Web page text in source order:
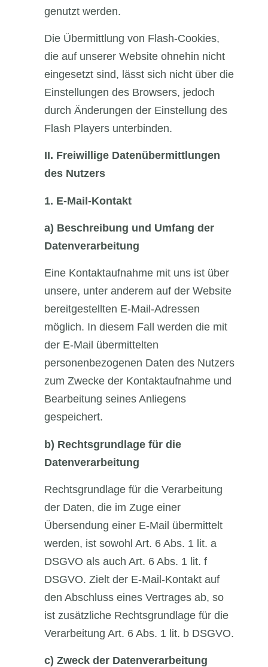
genutzt werden.
Die Übermittlung von Flash-Cookies,
die auf unserer Website ohnehin nicht
eingesetzt sind, lässt sich nicht über die
Einstellungen des Browsers, jedoch
durch Änderungen der Einstellung des
Flash Players unterbinden.
II. Freiwillige Datenübermittlungen
des Nutzers
1. E-Mail-Kontakt
a) Beschreibung und Umfang der
Datenverarbeitung
Eine Kontaktaufnahme mit uns ist über
unsere, unter anderem auf der Website
bereitgestellten E-Mail-Adressen
möglich. In diesem Fall werden die mit
der E-Mail übermittelten
personenbezogenen Daten des Nutzers
zum Zwecke der Kontaktaufnahme und
Bearbeitung seines Anliegens
gespeichert.
b) Rechtsgrundlage für die
Datenverarbeitung
Rechtsgrundlage für die Verarbeitung
der Daten, die im Zuge einer
Übersendung einer E-Mail übermittelt
werden, ist sowohl Art. 6 Abs. 1 lit. a
DSGVO als auch Art. 6 Abs. 1 lit. f
DSGVO. Zielt der E-Mail-Kontakt auf
den Abschluss eines Vertrages ab, so
ist zusätzliche Rechtsgrundlage für die
Verarbeitung Art. 6 Abs. 1 lit. b DSGVO.
c) Zweck der Datenverarbeitung